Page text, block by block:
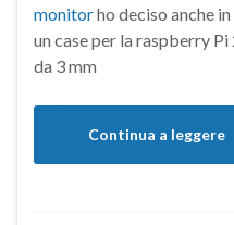
monitorho deciso anche
un case per la raspberry
da 3 mm
Continua a leggere